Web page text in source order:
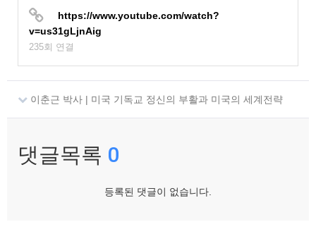
https://www.youtube.com/watch?
v=us31gLjnAig
235회 연결
이춘근 박사 | 미국 기독교 정신의 부활과 미국의 세계전략
댓글목록 0
등록된 댓글이 없습니다.